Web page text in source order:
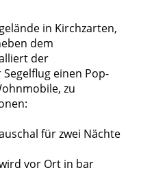
in Kirchzarten,
dem
der
einen Pop-
zu
für zwei Nächte
vor Ort in bar